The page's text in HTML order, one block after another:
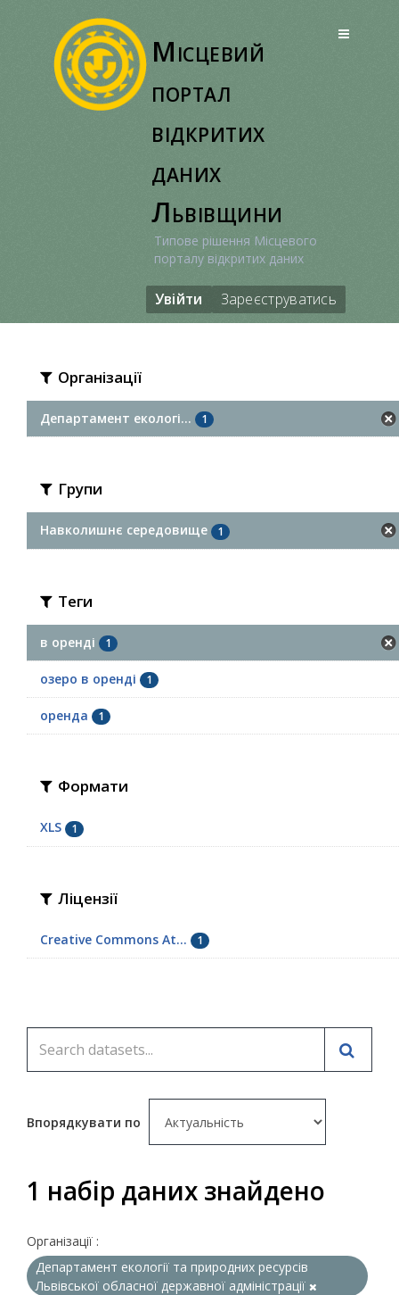
Місцевий
портал
відкритих
даних
Львівщини
Типове рішення Місцевого
порталу відкритих даних
Увійти Зареєструватись
Організації
Департамент екологі... 1
Групи
Навколишнє середовище 1
Теги
в оренді 1
озеро в оренді 1
оренда 1
Формати
XLS 1
Ліцензії
Creative Commons At... 1
Впорядкувати по
1 набір даних знайдено
Організації :
Департамент екології та природних ресурсів
Львівської обласної державної адміністрації